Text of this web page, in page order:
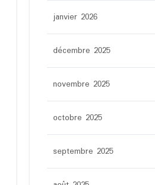
janvier 2026
décembre 2025
novembre 2025
octobre 2025
septembre 2025